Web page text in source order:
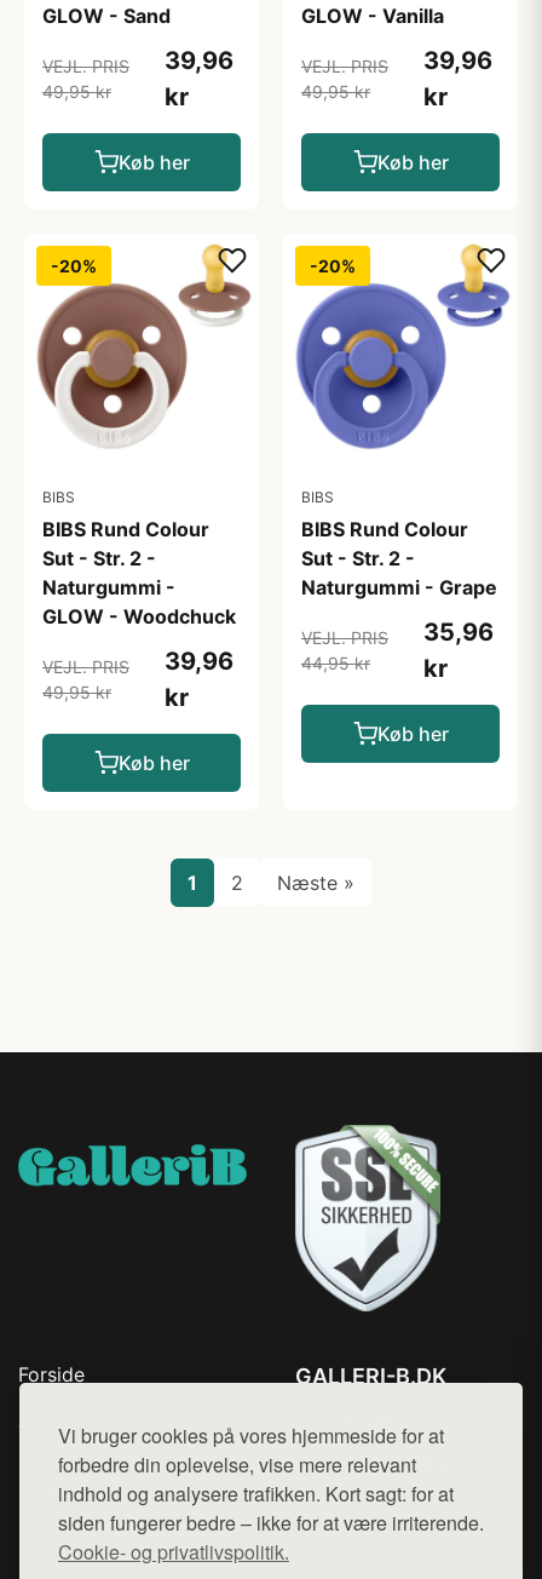
Vi bruger cookies på vores hjemmeside for at
forbedre din oplevelse, vise mere relevant
indhold og analysere trafikken. Kort sagt: for at
siden fungerer bedre – ikke for at være irriterende.
Cookie- og privatlivspolitik.
GLOW - Sand
VEJL. PRIS
49,95 kr
39,96
kr
Køb her
GLOW - Vanilla
VEJL. PRIS
49,95 kr
39,96
kr
Køb her
-20%
BIBS
BIBS Rund Colour
Sut - Str. 2 -
Naturgummi -
GLOW - Woodchuck
VEJL. PRIS
49,95 kr
39,96
kr
Køb her
-20%
BIBS
BIBS Rund Colour
Sut - Str. 2 -
Naturgummi - Grape
VEJL. PRIS
44,95 kr
35,96
kr
Køb her
1 2 Næste »
Forside
Top Rabatter
Blog
Kontakt
GALLERI-B.DK
Mail: hej@want.dk
Cookie- og privatlivspolitik